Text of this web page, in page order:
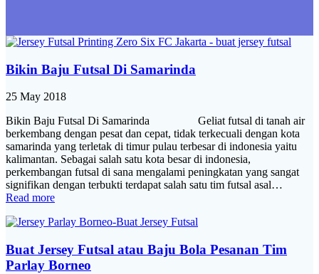
Bikin Baju Futsal Di Samarinda
25 May 2018
Bikin Baju Futsal Di Samarinda Geliat futsal di tanah air
berkembang dengan pesat dan cepat, tidak terkecuali dengan kota
samarinda yang terletak di timur pulau terbesar di indonesia yaitu
kalimantan. Sebagai salah satu kota besar di indonesia,
perkembangan futsal di sana mengalami peningkatan yang sangat
signifikan dengan terbukti terdapat salah satu tim futsal asal…
Read more
Buat Jersey Futsal atau Baju Bola Pesanan Tim
Parlay Borneo